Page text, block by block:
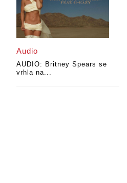
Audio
AUDIO: Britney Spears se
vrhla na...